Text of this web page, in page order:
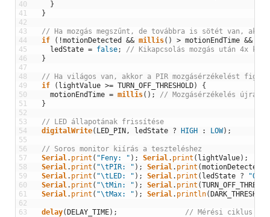
40
41
42
43
44
45
46
47
48
49
50
51
52
53
54
55
56
57
58
59
60
61
62
63
}
}
// Ha mozgás megszűnt, de továbbra is sötét van, akkor
if
( !motionDetected && millis( ) > motionEndTime &&
ledState = false;
// Kikapcsolás mozgás után 4x
}
// Ha világos van, akkor a PIR mozgásérzékelést
if
( lightValue >= TURN_OFF_THRESHOLD)
{
motionEndTime = millis( ) ;
// Mozgásérzékelés
}
// LED állapotának frissítése
digitalWrite( LED_PIN , ledState ? HIGH : LOW) ;
// Soros monitor kiírás a teszteléshez
Serial. print ( "Feny: " ) ; Serial. print ( lightValue) ;
Serial. print ( "\tPIR: " ) ; Serial. print (motionDetected
Serial. print ( "\tLED: " ) ; Serial. print ( ledState ? "ON"
Serial. print ( "\tMin: " ) ; Serial. print (
Serial. print ( "\tMax: " ) ; Serial. println( DARK_THRESHOLD
delay( DELAY_TIME) ; // Mérési ciklus